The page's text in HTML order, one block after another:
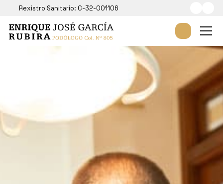
Rexistro Sanitario: C-32-001106